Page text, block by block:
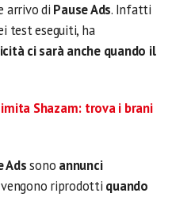
arrivo di Pause Ads. Infatti
test eseguiti, ha
ci sarà anche quando il
Shazam: trova i brani
Adssono annunci
riprodotti quando